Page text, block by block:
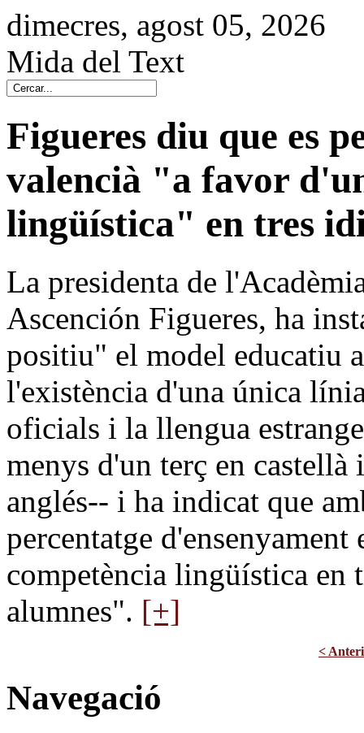
dimecres, agost 05, 2026
Mida del Text
Figueres diu que es
valencià "a favor
lingüística" en tres
La presidenta de
Ascención Figueres, ha
positiu" el model educatiu
l'existència d'una única
oficials i la llengua
menys d'un terç en
anglés-- i ha indicat que
percentatge
competència lingüística en
alumnes". [+]
<
Navegació